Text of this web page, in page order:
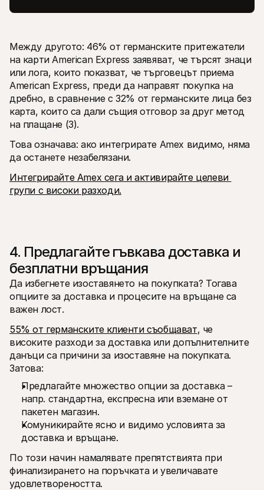
Между другото: 46% от германските притежатели
на карти American Express заявяват, че търсят знаци
или лога, които показват, че търговецът приема
American Express, преди да направят покупка на
дребно, в сравнение с 32% от германските лица без
карта, които са дали същия отговор за друг метод
на плащане (3).
Това означава: ако интегрирате Amex видимо, няма
да останете незабелязани.
Интегрирайте Amex сега и активирайте целеви
групи с високи разходи.
4. Предлагайте гъвкава доставка и
безплатни връщания
Да избегнете изоставянето на покупката? Тогава
опциите за доставка и процесите на връщане са
важен лост.
55% от германските клиенти съобщават, че
високите разходи за доставка или допълнителните
данъци са причини за изоставяне на покупката.
Затова:
Предлагайте множество опции за доставка –
напр. стандартна, експресна или вземане от
пакетен магазин.
Комуникирайте ясно и видимо условията за
доставка и връщане.
По този начин намалявате препятствията при
финализирането на поръчката и увеличавате
удовлетвореността.